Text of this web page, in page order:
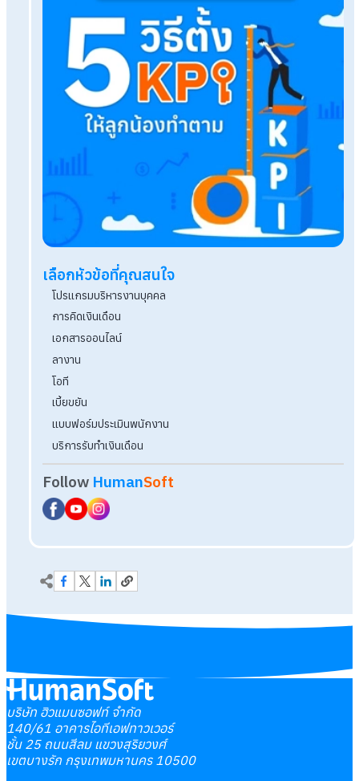
บริษัท ฮิวแมนซอฟท์ จำกัด
140/61 อาคารไอทีเอฟทาวเวอร์
ชั้น 25 ถนนสีลม แขวงสุริยวงศ์
เขตบางรัก กรุงเทพมหานคร 10500